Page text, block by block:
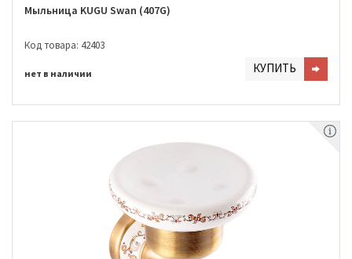
Мыльница KUGU Swan (407G)
Код товара: 42403
нет в наличии КУПИТЬ